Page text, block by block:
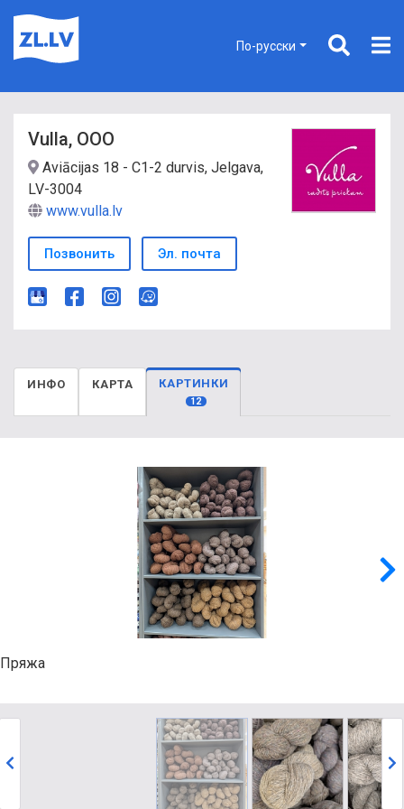
По-русски
Vulla, ООО
Aviācijas 18 - C1-2 durvis, Jelgava,
LV-3004
www.vulla.lv
Позвонить Эл. почта
ИНФО КАРТА КАРТИНКИ
12
Пряжа